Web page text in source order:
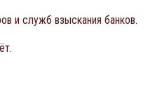
и служб взыскания банков.